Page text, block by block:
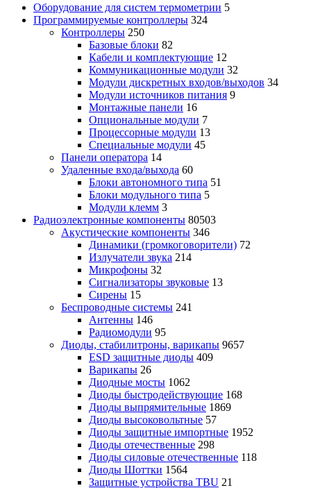
Оборудование для систем термометрии 5
Программируемые контроллеры 324
Контроллеры 250
Базовые блоки 82
Кабели и комплектующие 12
Коммуникационные модули 32
Модули дискретных входов/выходов 34
Модули источников питания 9
Монтажные панели 16
Опциональные модули 7
Процессорные модули 13
Специальные модули 45
Панели оператора 14
Удаленные входа/выхода 60
Блоки автономного типа 51
Блоки модульного типа 5
Модули клемм 3
Радиоэлектронные компоненты 80503
Акустические компоненты 346
Динамики (громкоговорители) 72
Излучатели звука 214
Микрофоны 32
Сигнализаторы звуковые 13
Сирены 15
Беспроводные системы 241
Антенны 146
Радиомодули 95
Диоды, стабилитроны, варикапы 9657
ESD защитные диоды 409
Варикапы 26
Диодные мосты 1062
Диоды быстродействующие 168
Диоды выпрямительные 1869
Диоды высоковольтные 57
Диоды защитные импортные 1952
Диоды отечественные 298
Диоды силовые отечественные 118
Диоды Шоттки 1564
Защитные устройства TBU 21